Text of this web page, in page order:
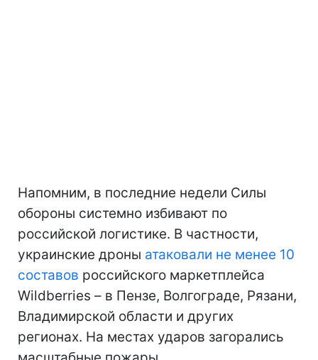
Напомним, в последние недели Силы
обороны системно избивают по
российской логистике. В частности,
украинские дроны атаковали не менее 10
составов российского маркетплейса
Wildberries – в Пензе, Волгограде, Рязани,
Владимирской области и других
регионах. На местах ударов загорались